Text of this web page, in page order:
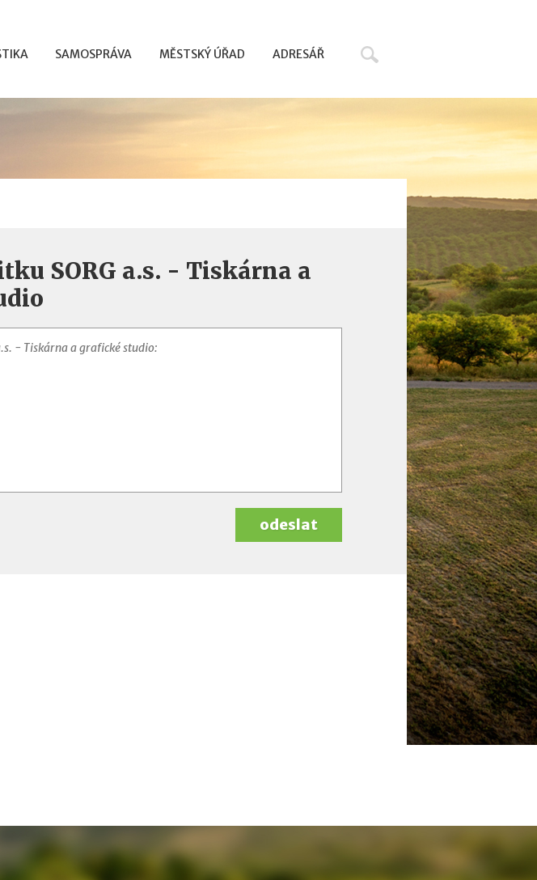
SAMOSPRÁVA MĚSTSKÝ ÚŘAD ADRESÁŘ
SORG a.s. - Tiskárna a
odeslat